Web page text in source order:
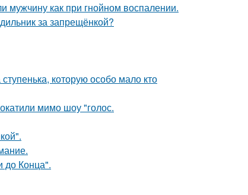
мужчину как при гнойном воспалении.
за запрещёнкой?
которую особо мало кто
мимо шоу "голос.
Конца".